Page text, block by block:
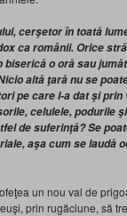
cerşetor în toată
ca românii. Orice
o oră sau
altă ţară nu se
pe care l-a dat şi
celulele, podurile
de suferinţă? Se
aşa cum se laudă
un nou val de
prin rugăciune, să